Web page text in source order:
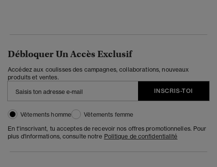
Débloquer Un Accès Exclusif
Accédez aux coulisses des campagnes, collaborations, nouveaux
produits et ventes.
INSCRIS-TOI
Vêtements homme
Vêtements femme
En t'inscrivant, tu acceptes de recevoir nos offres promotionnelles. Pour
plus d'informations, consulte notre Politique de confidentialité